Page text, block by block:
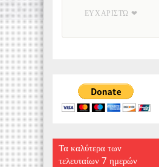
ΕΥΧΑΡΙΣΤΏ ❤
Τα καλύτερα των
τελευταίων 7 ημερών